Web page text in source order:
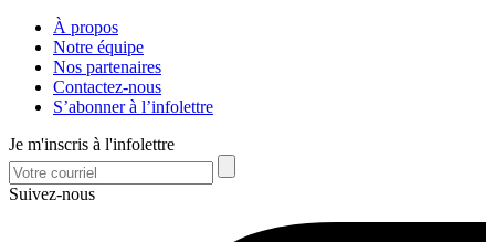
À propos
Notre équipe
Nos partenaires
Contactez-nous
S’abonner à l’infolettre
Je m'inscris à l'infolettre
Suivez-nous